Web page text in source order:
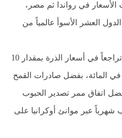
الأسعار في رواندا ثم مصر،
العشر الأسوأ عالمياً من
وكان شهر فبراير (شباط) الماضي شهد تراجعاً في أسعار الذرة بمقدار 10
في المائة، وفي أسعار القمح بمقدار 20 في المائة، بفضل صادرات القمح
اتفاق ممر تصدير الحبوب
الحبوب شهرياً عبر موانئ أوكرانيا على